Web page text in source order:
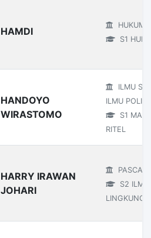
HAMDI
HUKUM
S1
HANDOYO
WIRASTOMO
ILMU
ILMU
S1
RITEL
HARRY IRAWAN
JOHARI
S2 ILMU